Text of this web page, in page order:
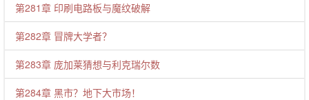
第281章 印刷电路板与魔纹破解
第282章 冒牌大学者？
第283章 庞加莱猜想与利克瑞尔数
第284章 黑市？地下大市场！